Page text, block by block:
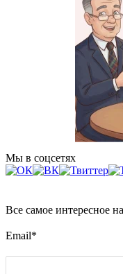
Мы в соцсетях
Все самое интересное
Email*